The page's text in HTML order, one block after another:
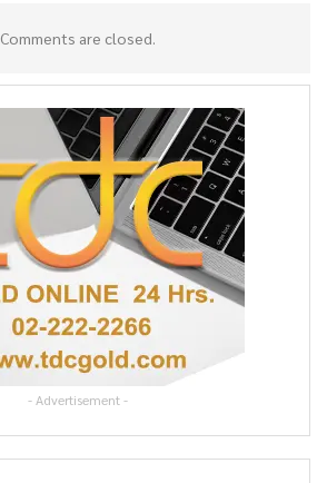
Comments are closed.
- Advertisement -